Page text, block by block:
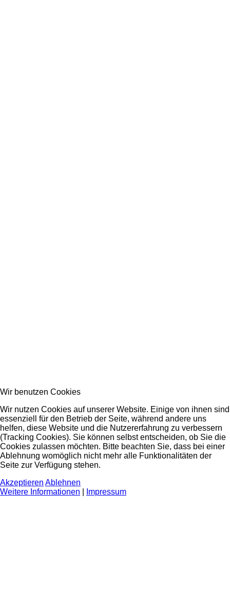
Wir benutzen Cookies
Wir nutzen Cookies auf unserer Website. Einige von ihnen sind
essenziell für den Betrieb der Seite, während andere uns
helfen, diese Website und die Nutzererfahrung zu verbessern
(Tracking Cookies). Sie können selbst entscheiden, ob Sie die
Cookies zulassen möchten. Bitte beachten Sie, dass bei einer
Ablehnung womöglich nicht mehr alle Funktionalitäten der
Seite zur Verfügung stehen.
Akzeptieren Ablehnen
Weitere Informationen
Impressum